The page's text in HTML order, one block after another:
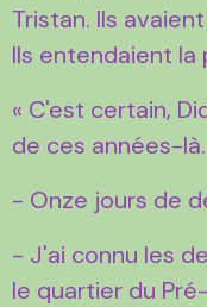
Tristan. Ils
Ils entendaient
« C'est certain,
de ces années-là.
- Onze jours de
- J'ai connu les
le quartier du